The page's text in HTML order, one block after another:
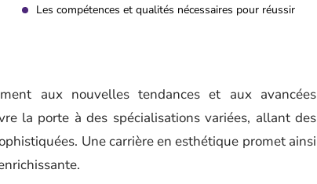
Les compétences et qualités nécessaires pour réussir
aux nouvelles tendances et aux avancées
la porte à des spécialisations variées, allant des
Une carrière en esthétique promet ainsi